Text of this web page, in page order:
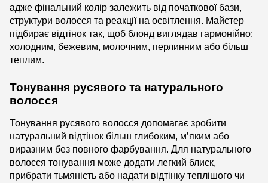
адже фінальний колір залежить від початкової бази,
структури волосся та реакції на освітлення. Майстер
підбирає відтінок так, щоб блонд виглядав гармонійно:
холодним, бежевим, молочним, перлинним або більш
теплим.
Тонування русявого та натурального
волосся
Тонування русявого волосся допомагає зробити
натуральний відтінок більш глибоким, м’яким або
виразним без повного фарбування. Для натурального
волосся тонування може додати легкий блиск,
прибрати тьмяність або надати відтінку теплішого чи